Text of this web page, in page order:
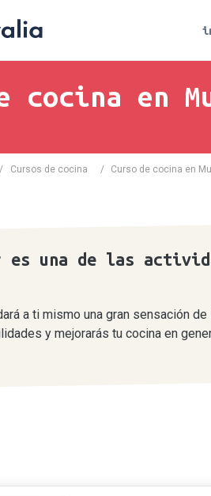
cocina en
/ Cursos de cocina / Curso de cocina en
es una de las
a ti mismo una gran sensación
y mejorarás tu cocina en